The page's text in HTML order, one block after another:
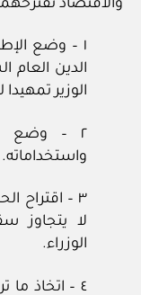
والاقتصاد
١ – وضع
الدين
الوزير
٢ – وضع
واستخداماته.
٣ – اقتراح
لا يتجاوز
الوزراء.
٤ – اتخاذ